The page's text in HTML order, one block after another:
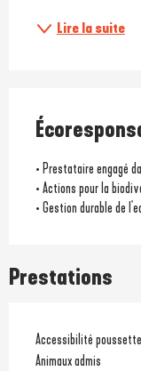
Lire la suite
• Prestataire engagé
• Actions pour la
• Gestion durable de
Prestations
Accessibilité poussette
Animaux admis